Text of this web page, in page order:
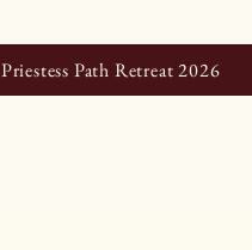
Priestess Path Retreat 2026